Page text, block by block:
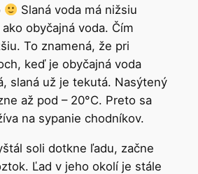
Slaná voda má nižsiu
obyčajná voda. Čím
To znamená, že pri
keď je obyčajná voda
slaná už je tekutá. Nasýtený
až pod – 20°C. Preto sa
na sypanie chodníkov.
soli dotkne ľadu, začne
Ľad v jeho okolí je stále